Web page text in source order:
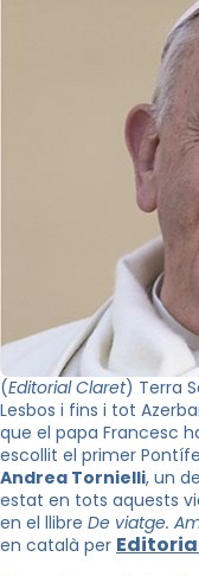
(Editorial Claret) Terra
Lesbos i fins i tot
que el papa Francesc
escollit el primer
Andrea Tornielli, un
estat en tots aquests
en el llibre De viatge.
en català per